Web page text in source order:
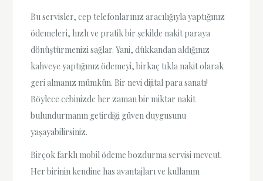
Bu servisler, cep telefonlarınız aracılığıyla yaptığınız
ödemeleri, hızlı ve pratik bir şekilde nakit paraya
dönüştürmenizi sağlar. Yani, dükkandan aldığınız
kahveye yaptığınız ödemeyi, birkaç tıkla nakit olarak
geri almanız mümkün. Bir nevi dijital para sanatı!
Böylece cebinizde her zaman bir miktar nakit
bulundurmanın getirdiği güven duygusunu
yaşayabilirsiniz.
Birçok farklı mobil ödeme bozdurma servisi mevcut.
Her birinin kendine has avantajları ve kullanım